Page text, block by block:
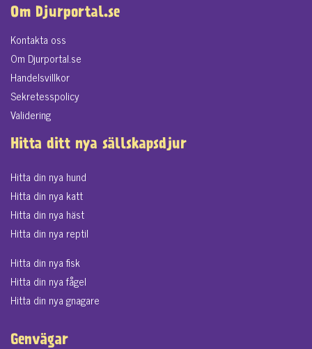
Om Djurportal.se
Kontakta oss
Om Djurportal.se
Handelsvillkor
Sekretesspolicy
Validering
Hitta ditt nya sällskapsdjur
Hitta din nya hund
Hitta din nya katt
Hitta din nya häst
Hitta din nya reptil
Hitta din nya fisk
Hitta din nya fågel
Hitta din nya gnagare
Genvägar